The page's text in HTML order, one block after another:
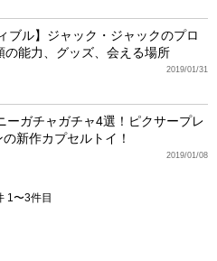
ブル】ジャック・ジャックのプロ
の能力、グッズ、会える場所
2019/01/31
ーガチャガチャ4選！ピクサープレ
新作カプセルトイ！
2019/01/08
1〜3件目